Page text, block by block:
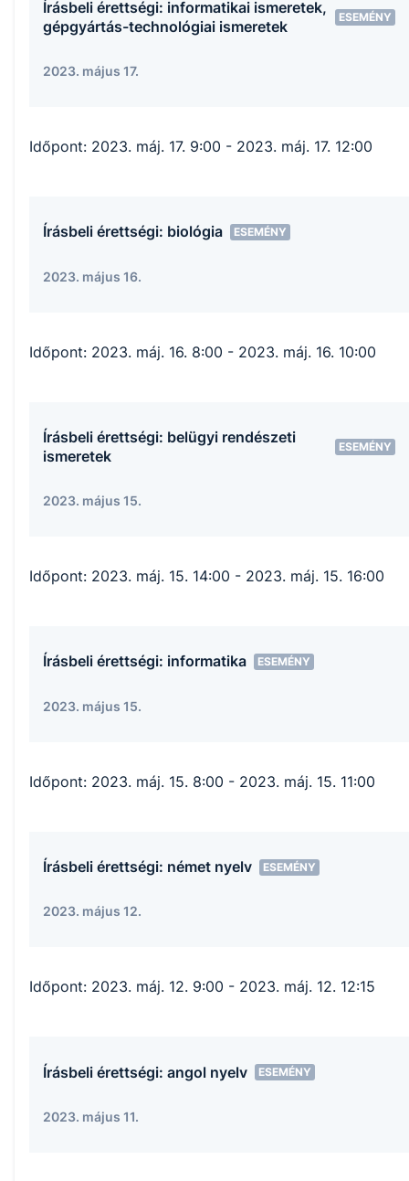
Írásbeli érettségi: informatikai ismeretek,
gépgyártás-technológiai ismeretek
ESEMÉNY
2023. május 17.
Időpont: 2023. máj. 17. 9:00 - 2023. máj. 17. 12:00
Írásbeli érettségi: biológia ESEMÉNY
2023. május 16.
Időpont: 2023. máj. 16. 8:00 - 2023. máj. 16. 10:00
Írásbeli érettségi: belügyi rendészeti
ismeretek
ESEMÉNY
2023. május 15.
Időpont: 2023. máj. 15. 14:00 - 2023. máj. 15. 16:00
Írásbeli érettségi: informatika ESEMÉNY
2023. május 15.
Időpont: 2023. máj. 15. 8:00 - 2023. máj. 15. 11:00
Írásbeli érettségi: német nyelv ESEMÉNY
2023. május 12.
Időpont: 2023. máj. 12. 9:00 - 2023. máj. 12. 12:15
Írásbeli érettségi: angol nyelv ESEMÉNY
2023. május 11.